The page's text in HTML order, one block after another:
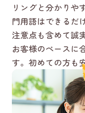
リングと分かりや
門用語はできるだ
注意点も含めて誠
お客様のペースに
す。初めての方も